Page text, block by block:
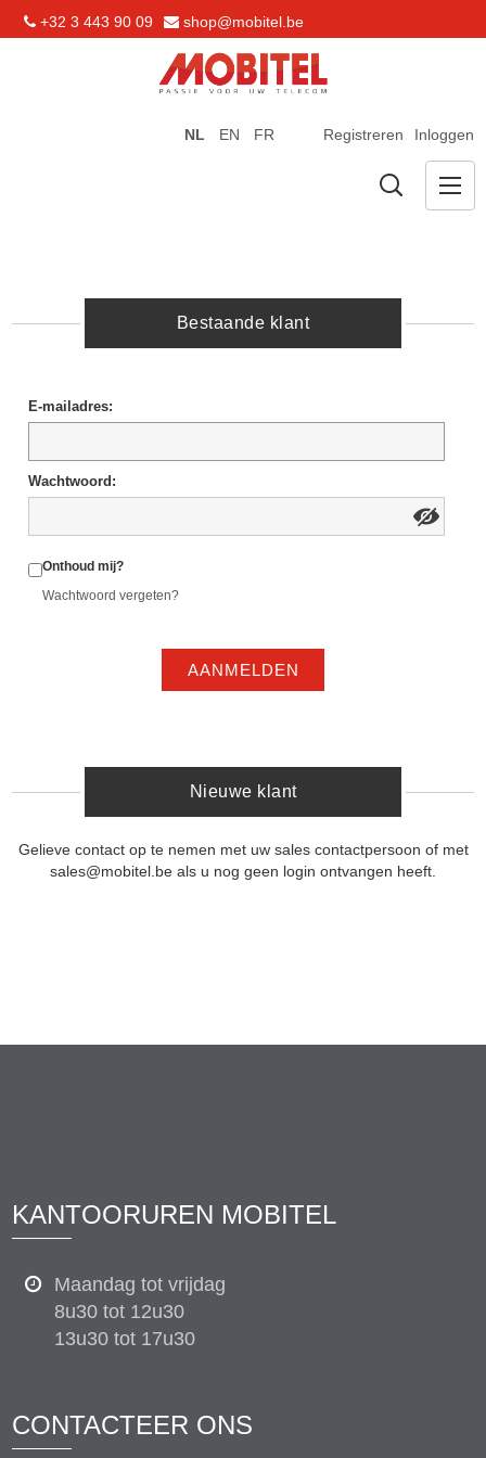
+32 3 443 90 09 shop@mobitel.be
Registreren Inloggen
NL EN FR
Bestaande klant
E-mailadres:
Wachtwoord:
Onthoud mij?
Wachtwoord vergeten?
AANMELDEN
Nieuwe klant
Gelieve contact op te nemen met uw sales contactpersoon of met
sales@mobitel.be als u nog geen login ontvangen heeft.
KANTOORUREN MOBITEL
Maandag tot vrijdag
8u30 tot 12u30
13u30 tot 17u30
CONTACTEER ONS